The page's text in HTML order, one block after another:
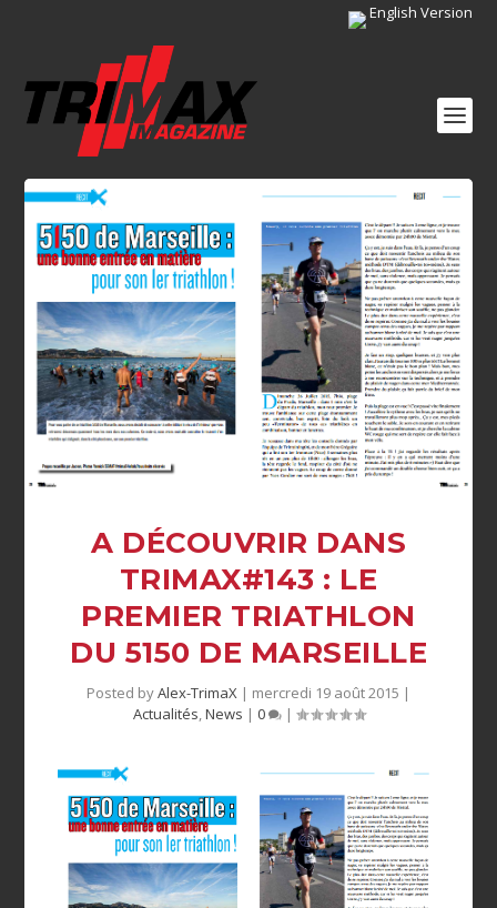
English Version
A DÉCOUVRIR DANS
TRIMAX#143 : LE
PREMIER TRIATHLON
DU 5150 DE MARSEILLE
Posted byAlex-TrimaX | mercredi 19 août 2015 |
Actualités,News | 0 |